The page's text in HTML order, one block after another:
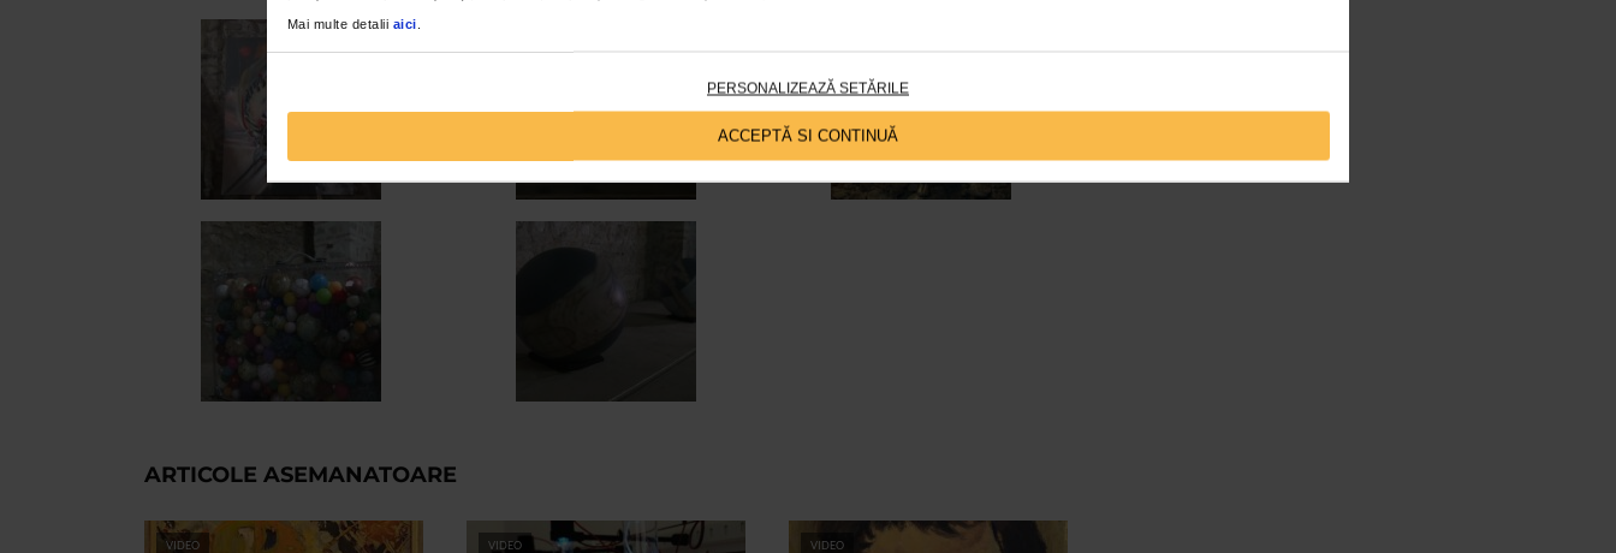
Mai multe detalii aici
PERSONALIZEAZĂ SETĂRILE
ACCEPTĂ SI CONTINUĂ
ARTICOLE ASEMANATOARE
VIDEO VIDEO VIDEO